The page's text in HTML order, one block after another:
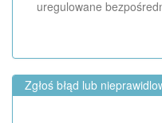
uregulowane
Zgłoś błąd lub